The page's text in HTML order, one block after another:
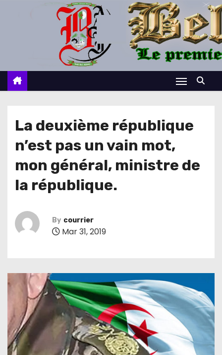
c
La deuxième république
n’est pas un vain mot,
mon général, ministre de
la république.
By courrier
Mar 31, 2019